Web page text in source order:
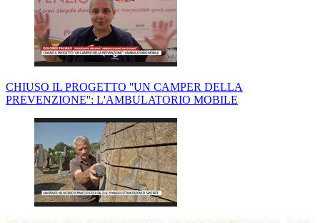
CHIUSO IL PROGETTO ''UN CAMPER DELLA
PREVENZIONE'': L'AMBULATORIO MOBILE